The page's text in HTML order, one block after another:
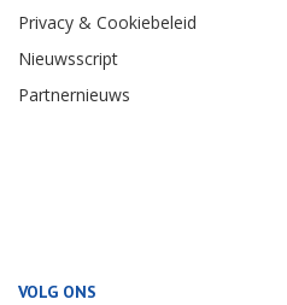
Privacy & Cookiebeleid
Nieuwsscript
Partnernieuws
VOLG ONS